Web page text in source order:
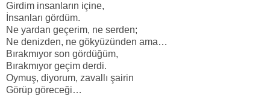
Girdim insanların içine,
İnsanları gördüm.
Ne yardan geçerim, ne serden;
Ne denizden, ne gökyüzünden ama…
Bırakmıyor son gördüğüm,
Bırakmıyor geçim derdi.
Oymuş, diyorum, zavallı şairin
Görüp göreceği…